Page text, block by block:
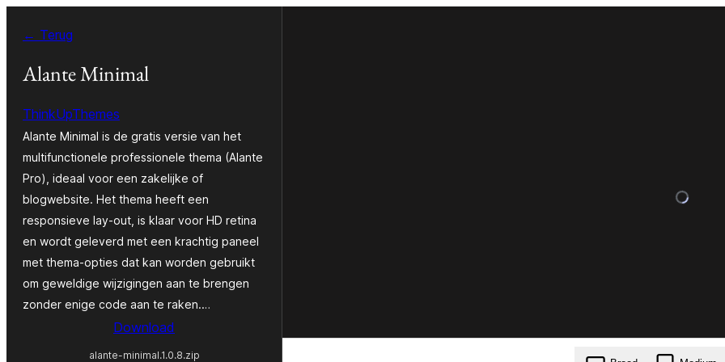
naar← Terug
Alante Minimal
ThinkUpThemes
Alante Minimal is de gratis versie van het
multifunctionele professionele thema (Alante
Pro), ideaal voor een zakelijke of
blogwebsite. Het thema heeft een
responsieve lay-out, is klaar voor HD retina
en wordt geleverd met een krachtig paneel
met thema-opties dat kan worden gebruikt
om geweldige wijzigingen aan te brengen
zonder enige code aan te raken.…
Download
alante-minimal.1.0.8.zip